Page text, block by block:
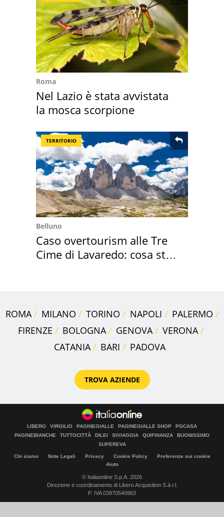
Roma
Nel Lazio è stata avvistata
la mosca scorpione
TERRITORIO
Belluno
Caso overtourism alle Tre
Cime di Lavaredo: cosa sta
ROMA MILANO TORINO NAPOLI
PALERMO
FIRENZE
BOLOGNA GENOVA
VERONA
CATANIA
BARI PADOVA
TROVA AZIENDE
LIBERO VIRGILIO PAGINEGIALLE PAGINEGIALLE SHOP
PGCASA
PAGINEBIANCHE
TUTTOCITTÀ DILEI SIVIAGGIA QUIFINANZA
BUONISSIMO
SUPEREVA
Chi siamo Note Legali Privacy Cookie Policy
Preferenze sui cookie
Aiuto
© Italiaonline S.p.A. 2026
Direzione e coordinamento di Libero Acquisition S.á r.l.
P. IVA 03970540963